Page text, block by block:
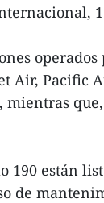
operados
Air, Pacific
190 están
de